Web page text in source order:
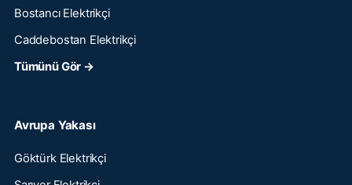
Bostancı Elektrikçi
Caddebostan Elektrikçi
Tümünü Gör →
Avrupa Yakası
Göktürk Elektrikçi